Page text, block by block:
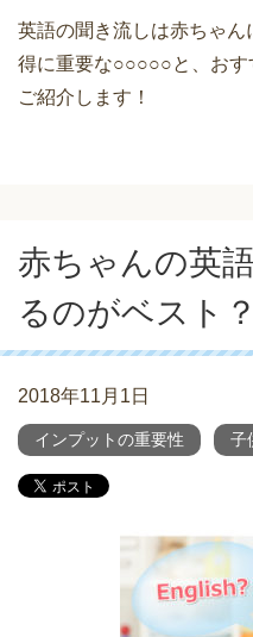
英語の聞き流しは赤ちゃ
得に重要な○○○○○と、おす
ご紹介します！
赤ちゃんの英
るのがベスト？
2018年11月1日
インプットの重要性 子